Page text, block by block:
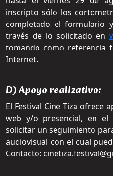
inscripto sólo los
completado el formulario
través de lo solicitado en
tomando como referencia
Internet.
D) Apoyo realizativo:
El Festival Cine Tiza ofrece
web y/o presencial, en el
solicitar un seguimiento
audiovisual con el cual
Contacto: